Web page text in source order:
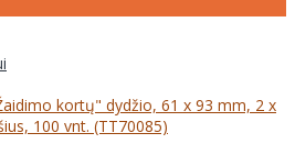
kortų" dydžio, 61 x 93 mm, 2 x
100 vnt. (TT70085)